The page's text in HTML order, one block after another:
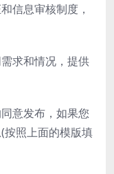
信息审核制度，
求和情况，提供
意发布，如果您
按照上面的模版填